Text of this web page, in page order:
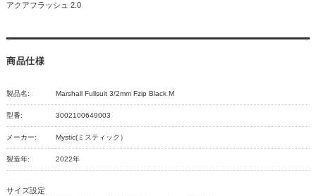
アクアフラッシュ 2.0
商品仕様
製品名: Marshall Fullsuit 3/2mm Fzip Black M
型番: 3002100649003
メーカー: Mystic(ミスティック）
製造年: 2022年
サイズ設定